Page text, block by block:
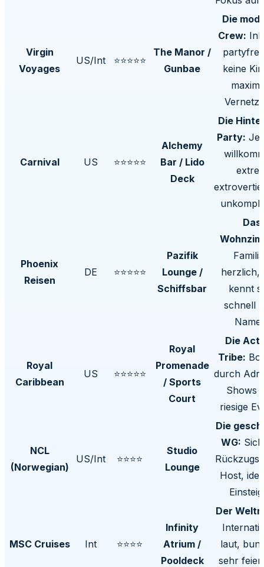
Virgin
Voyages
US/Int ⭐⭐⭐⭐⭐
The Manor /
Gunbae
Die
Crew:
keine
Carnival US ⭐⭐⭐⭐⭐
Alchemy
Bar / Lido
Deck
Die
Party:
Phoenix
Reisen
DE ⭐⭐⭐⭐⭐
Pazifik
Lounge /
Schiffsbar
Das
herzlich,
kennt
schnell
Royal
Caribbean
US ⭐⭐⭐⭐⭐
Royal
Promenade
/ Sports
Court
Die
Tribe:
durch
Shows
riesige
NCL
(Norwegian)
US/Int ⭐⭐⭐⭐
Studio
Lounge
Die
WG:
Host,
MSC Cruises Int ⭐⭐⭐⭐
Infinity
Atrium /
Pooldeck
Der
laut,
sehr